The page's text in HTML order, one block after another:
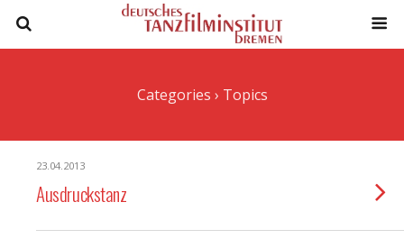
Categories › Topics
23.04.2013
Ausdruckstanz